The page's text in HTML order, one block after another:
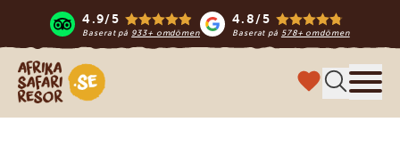
4.9/5
Baserat på 933+ omdömen
4.8/5
Baserat på 578+ omdömen
Safari-resor i Afrika